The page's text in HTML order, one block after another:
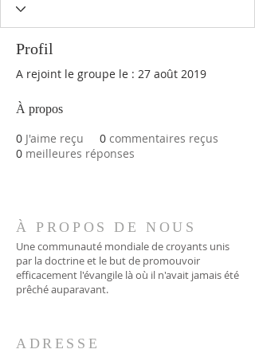
Profil
A rejoint le groupe le : 27 août 2019
À propos
0 J'aime reçu 0 commentaires reçus
0 meilleures réponses
À PROPOS DE NOUS
Une communauté mondiale de croyants unis
par la doctrine et le but de promouvoir
efficacement l'évangile là où il n'avait jamais été
prêché auparavant.
ADRESSE